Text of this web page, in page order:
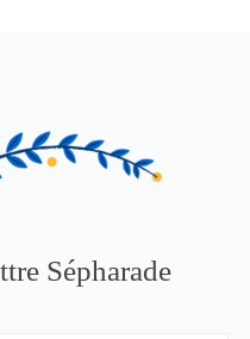
Sépharade